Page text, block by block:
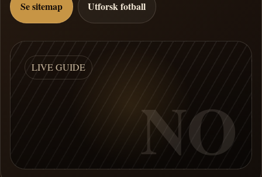
Se sitemap Utforsk fotball
LIVE GUIDE
NO